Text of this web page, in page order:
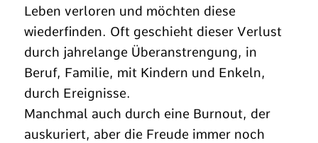
Leben verloren und möchten diese
wiederfinden. Oft geschieht dieser Verlust
durch jahrelange Überanstrengung, in
Beruf, Familie, mit Kindern und Enkeln,
durch Ereignisse.
Manchmal auch durch eine Burnout, der
auskuriert, aber die Freude immer noch